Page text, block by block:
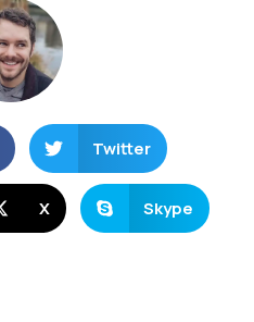
Twitter
X Skype